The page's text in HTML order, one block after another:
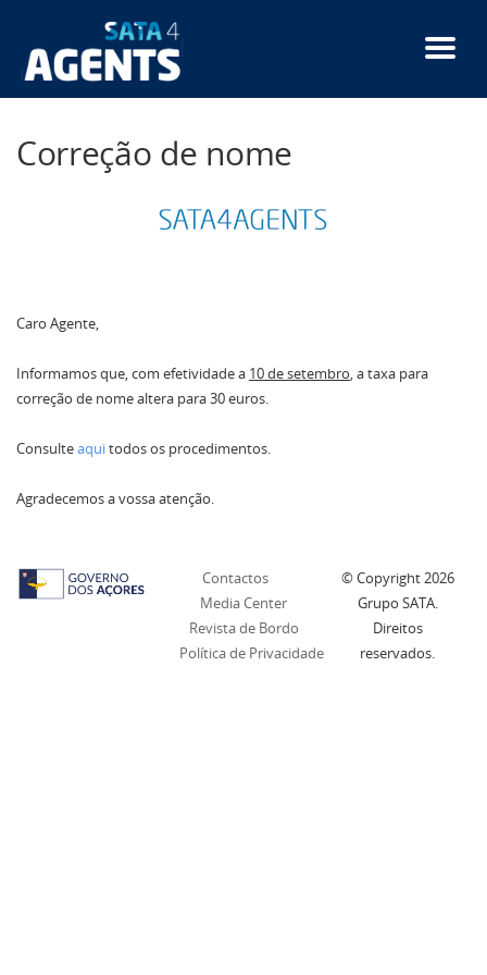
conteúdo
Correção de nome
Caro Agente,
Informamos que, com efetividade a 10 de setembro, a taxa para
correção de nome altera para 30 euros.
Consulteaquitodos os procedimentos.
Agradecemos a vossa atenção.
Contactos
Media Center
Revista de Bordo
Política de Privacidade
© Copyright2026
Grupo SATA.
Direitos
reservados.